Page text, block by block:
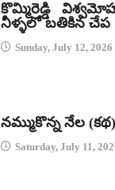
కొమ్మిరెడ్డి
నీళ్ళలో బతికిన చేప
Sunday, July 12, 2026
నమ్ముకొన్న నేల
Saturday, July 11,